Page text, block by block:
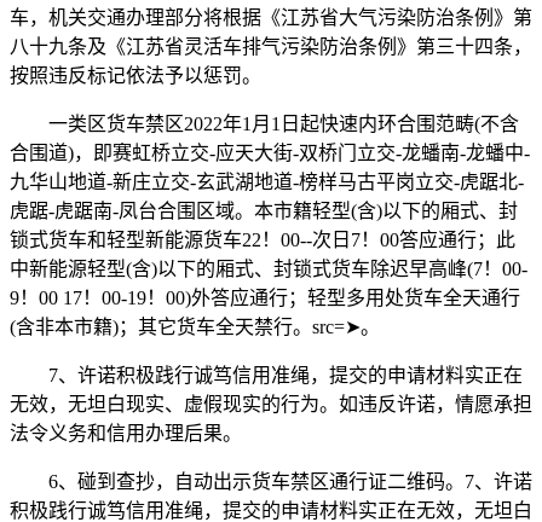
车，机关交通办理部分将根据《江苏省大气污染防治条例》第
八十九条及《江苏省灵活车排气污染防治条例》第三十四条，
按照违反标记依法予以惩罚。
一类区货车禁区2022年1月1日起快速内环合围范畴(不含
合围道)，即赛虹桥立交-应天大街-双桥门立交-龙蟠南-龙蟠中-
九华山地道-新庄立交-玄武湖地道-榜样马古平岗立交-虎踞北-
虎踞-虎踞南-凤台合围区域。本市籍轻型(含)以下的厢式、封
锁式货车和轻型新能源货车22！00--次日7！00答应通行；此
中新能源轻型(含)以下的厢式、封锁式货车除迟早高峰(7！00-
9！00 17！00-19！00)外答应通行；轻型多用处货车全天通行
(含非本市籍)；其它货车全天禁行。src=➤。
7、许诺积极践行诚笃信用准绳，提交的申请材料实正在
无效，无坦白现实、虚假现实的行为。如违反许诺，情愿承担
法令义务和信用办理后果。
6、碰到查抄，自动出示货车禁区通行证二维码。7、许诺
积极践行诚笃信用准绳，提交的申请材料实正在无效，无坦白